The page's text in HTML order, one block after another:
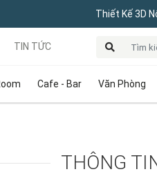
Thiết Kế 3D
Cafe - Bar Văn Phòng
TIN TỨC
THÔNG